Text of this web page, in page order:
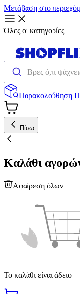
Μετάβαση στο
Όλες οι κατηγορίες
Παρακολούθηση
Πίσω
Καλάθι
Αφαίρεση όλων
Το καλάθι είναι άδειο